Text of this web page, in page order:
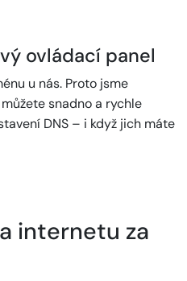
ovládací panel
u nás. Proto jsme
snadno a rychle
DNS – i když jich máte
internetu za